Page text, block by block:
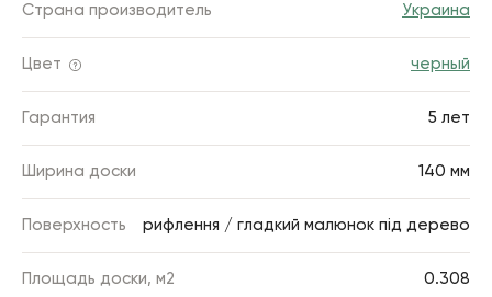
Страна производитель Украина
Цвет черный
Гарантия 5 лет
Ширина доски 140 мм
Поверхность рифлення / гладкий малюнок під дерево
Площадь доски, м2 0.308